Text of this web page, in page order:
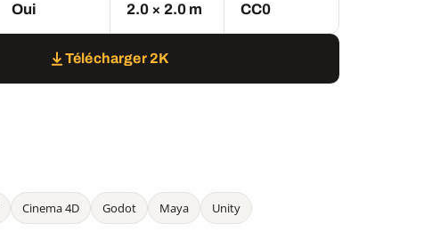
Oui 2.0 × 2.0 m CC0
Télécharger 2K
Cinema 4D Godot Maya
Unity